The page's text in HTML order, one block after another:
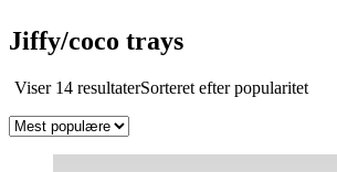
Jiffy/coco trays
Viser 14 resultaterSorteret efter popularitet